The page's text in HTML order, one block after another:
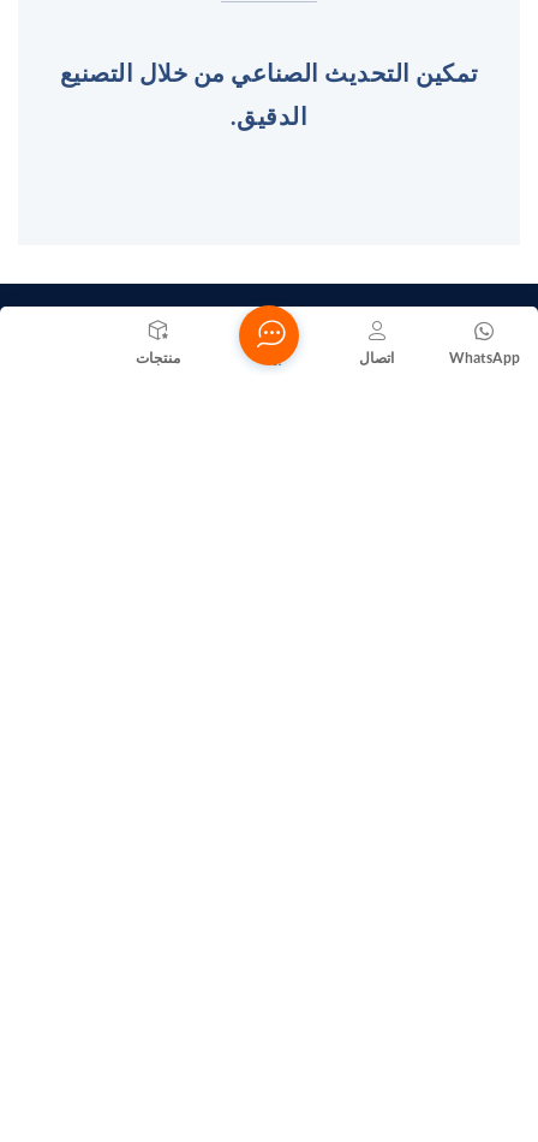
تمكين التحديث الصناعي من خلال التصنيع
الدقيق.
هاتف
+86 -13590685658 منتجات WhatsApp اتصال